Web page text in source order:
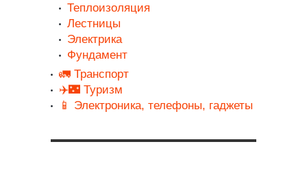
Теплоизоляция
Лестницы
Электрика
Фундамент
🚛 Транспорт
✈️🌃 Туризм
📱 Электроника, телефоны, гаджеты